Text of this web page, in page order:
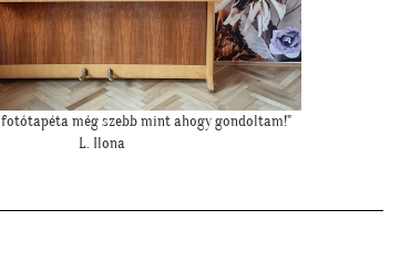
lett a tapéta! Köszönöm a sok segítséget"
T. Mariann